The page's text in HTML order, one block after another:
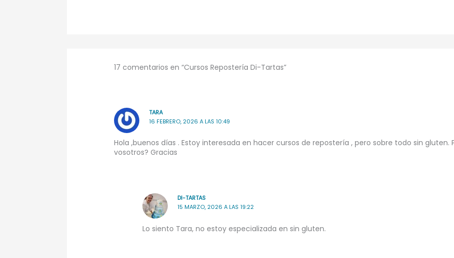
17 comentarios en “Cursos Repostería Di-Tartas”
TARA
16 FEBRERO, 2026 A LAS 10:49
Hola ,buenos días . Estoy interesada en hacer cursos de repostería , pero sobre todo sin gluten.
vosotros? Gracias
DI-TARTAS
15 MARZO, 2026 A LAS 19:22
Lo siento Tara, no estoy especializada en sin gluten.